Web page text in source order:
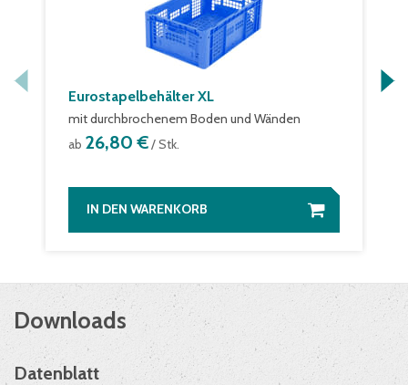
Eurostapelbehälter XL
mit durchbrochenem Boden und Wänden
ab 26,80 €/ Stk.
IN DEN WARENKORB
Downloads
Datenblatt